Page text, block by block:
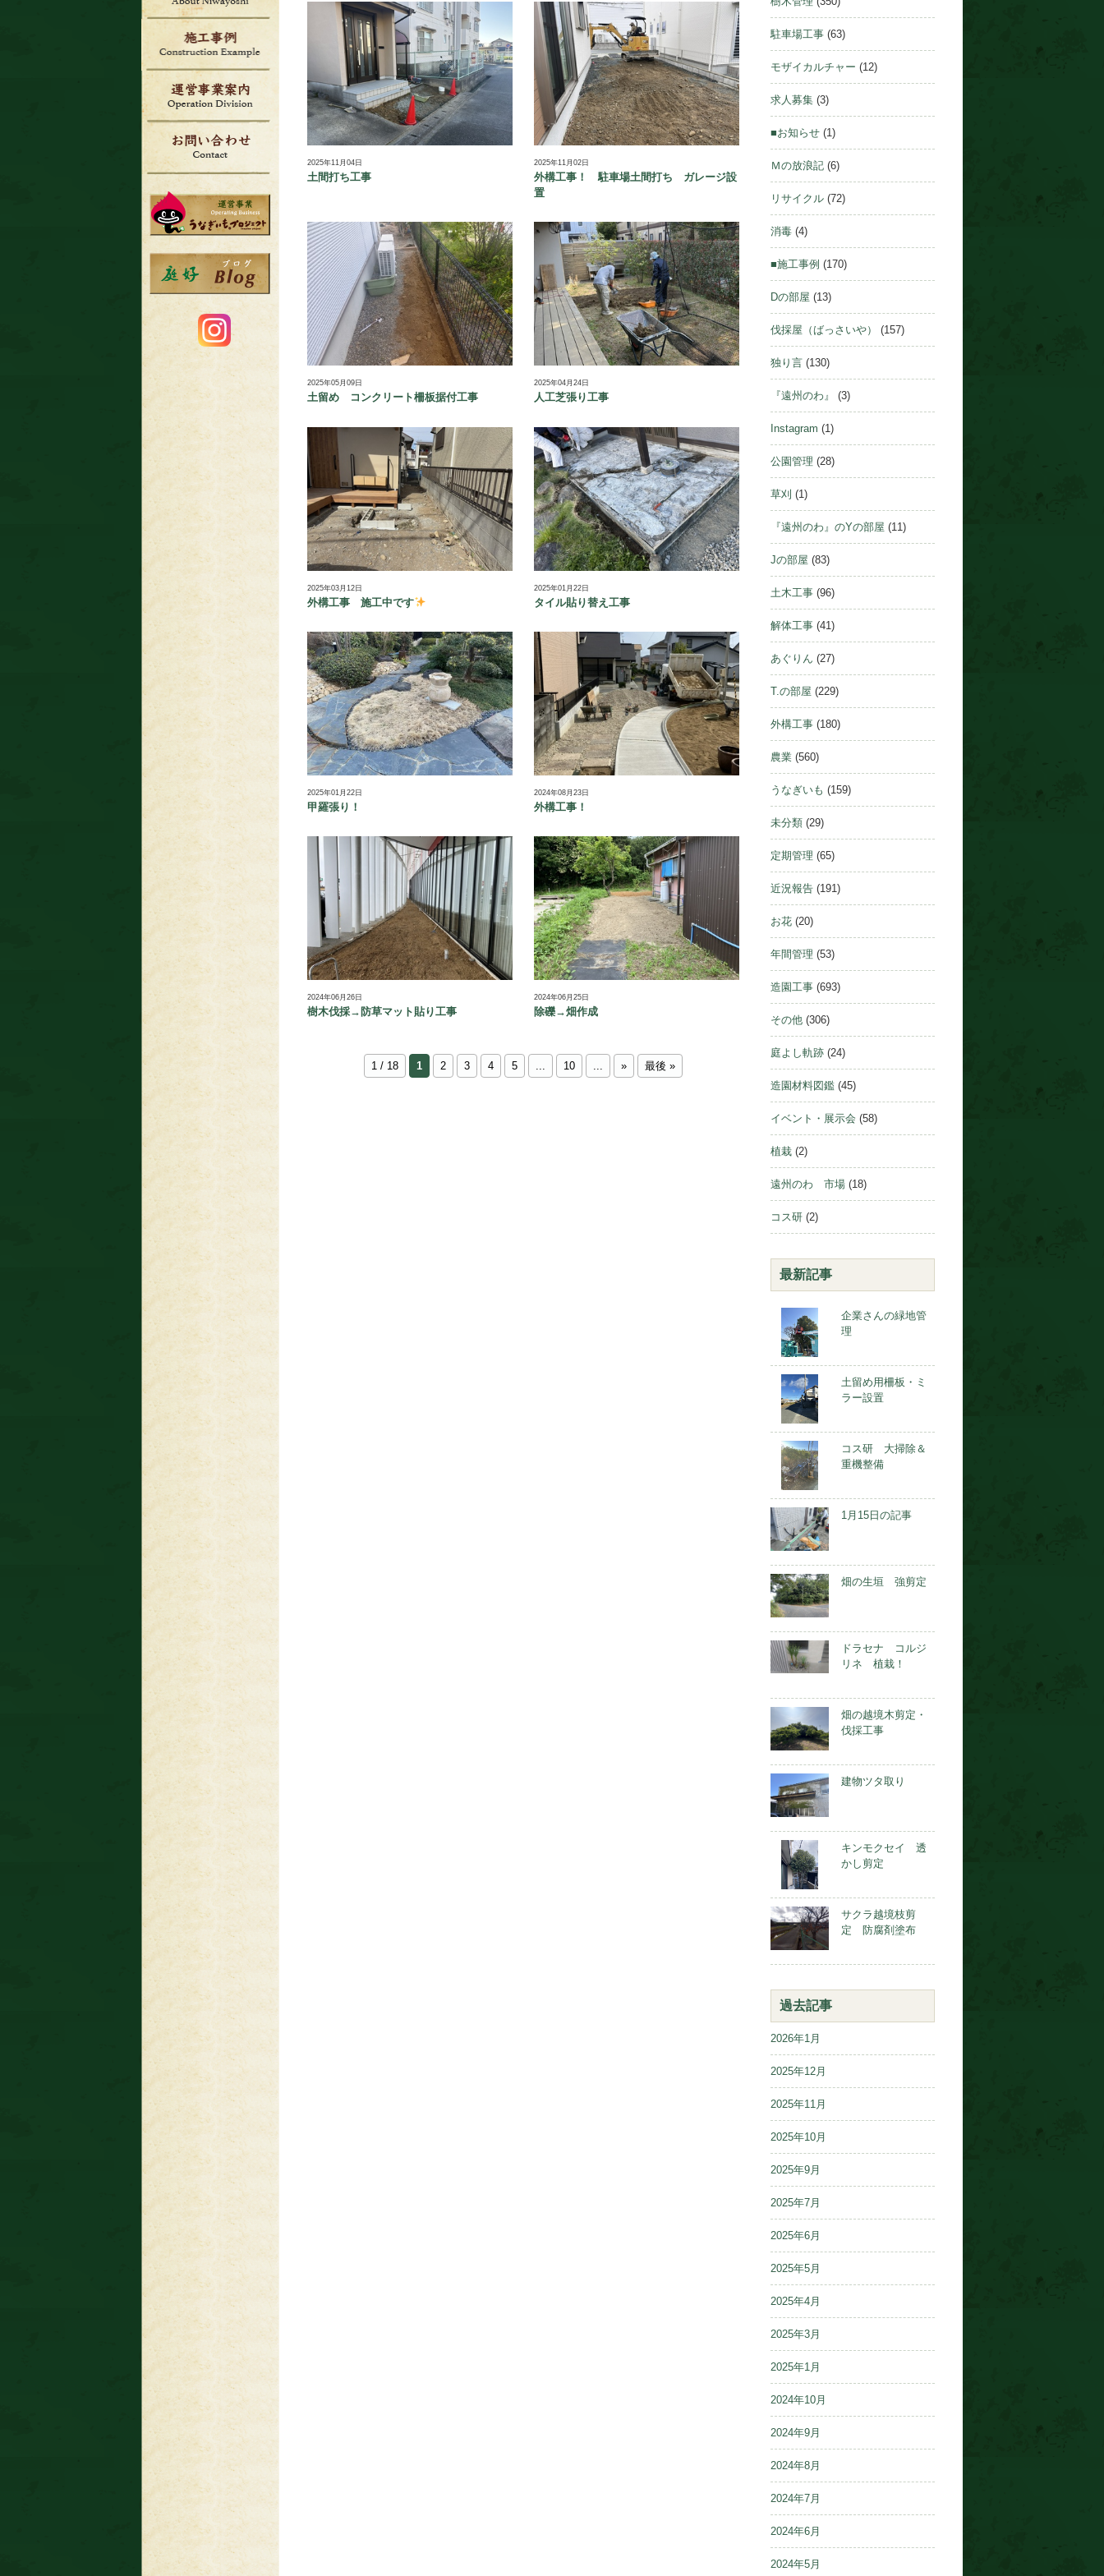
2025年11月04日
土間打ち工事
2025年11月02日
外構工事！ 駐車場土間打ち ガレージ設
置
2025年05月09日
土留め コンクリート柵板据付工事
2025年04月24日
人工芝張り工事
2025年03月12日
外構工事 施工中です
2025年01月22日
タイル貼り替え工事
2025年01月22日
甲羅張り！
2024年08月23日
外構工事！
2024年06月26日
樹木伐採→防草マット貼り工事
2024年06月25日
除礫→畑作成
1 / 18 1 2 3 4 5 10 » 最後 »
駐車場工事 (63)
モザイカルチャー (12)
求人募集 (3)
■お知らせ (1)
Ｍの放浪記 (6)
リサイクル (72)
消毒 (4)
■施工事例 (170)
Dの部屋 (13)
伐採屋（ばっさいや） (157)
独り言 (130)
『遠州のわ』 (3)
Instagram (1)
公園管理 (28)
草刈 (1)
『遠州のわ』のYの部屋 (11)
Jの部屋 (83)
土木工事 (96)
解体工事 (41)
あぐりん (27)
T.の部屋 (229)
外構工事 (180)
農業 (560)
うなぎいも (159)
未分類 (29)
定期管理 (65)
近況報告 (191)
お花 (20)
年間管理 (53)
造園工事 (693)
その他 (306)
庭よし軌跡 (24)
造園材料図鑑 (45)
イベント・展示会 (58)
植栽 (2)
遠州のわ 市場 (18)
コス研 (2)
最新記事
企業さんの緑地管
理
土留め用柵板・ミ
ラー設置
コス研 大掃除＆
重機整備
1月15日の記事
畑の生垣 強剪定
ドラセナ コルジ
リネ 植栽！
畑の越境木剪定・
伐採工事
建物ツタ取り
キンモクセイ 透
かし剪定
サクラ越境枝剪
定 防腐剤塗布
過去記事
2026年1月
2025年12月
2025年11月
2025年10月
2025年9月
2025年7月
2025年6月
2025年5月
2025年4月
2025年3月
2025年1月
2024年10月
2024年9月
2024年8月
2024年7月
2024年6月
2024年5月